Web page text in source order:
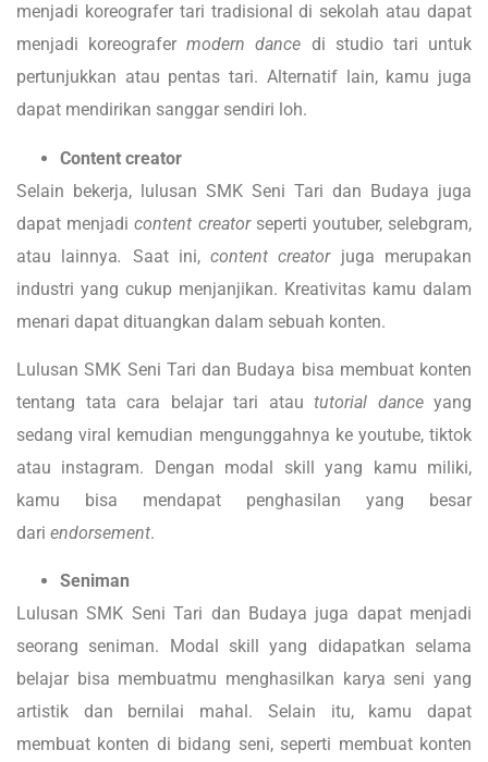
menjadi koreografer tari tradisional di sekolah atau dapat
menjadi koreografermodern dance di studio tari untuk
pertunjukkan atau pentas tari. Alternatif lain, kamu juga
dapat mendirikan sanggar sendiri loh.
Content creator
Selain bekerja, lulusan SMK Seni Tari dan Budaya juga
dapat menjadicontent creator seperti youtuber, selebgram,
atau lainnya. Saat ini,content creator juga merupakan
industri yang cukup menjanjikan. Kreativitas kamu dalam
menari dapat dituangkan dalam sebuah konten.
Lulusan SMK Seni Tari dan Budaya bisa membuat konten
tentang tata cara belajar tari atau tutorial danceyang
sedang viral kemudian mengunggahnya ke youtube, tiktok
atau instagram. Dengan modal skill yang kamu miliki,
kamu bisa mendapat penghasilan yang besar
dari endorsement.
Seniman
Lulusan SMK Seni Tari dan Budaya juga dapat menjadi
seorang seniman. Modal skill yang didapatkan selama
belajar bisa membuatmu menghasilkan karya seni yang
artistik dan bernilai mahal. Selain itu, kamu dapat
membuat konten di bidang seni, seperti membuat konten